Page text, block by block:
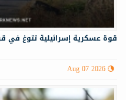
قوة عسكرية إسرائيلية تتوغ في
Aug 07 2026